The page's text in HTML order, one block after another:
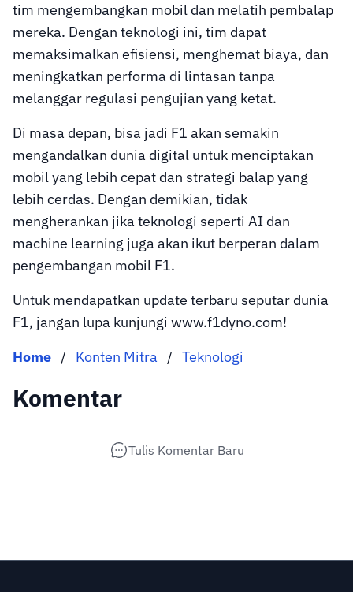
tim mengembangkan mobil dan melatih pembalap
mereka. Dengan teknologi ini, tim dapat
memaksimalkan efisiensi, menghemat biaya, dan
meningkatkan performa di lintasan tanpa
melanggar regulasi pengujian yang ketat.
Di masa depan, bisa jadi F1 akan semakin
mengandalkan dunia digital untuk menciptakan
mobil yang lebih cepat dan strategi balap yang
lebih cerdas. Dengan demikian, tidak
mengherankan jika teknologi seperti AI dan
machine learning juga akan ikut berperan dalam
pengembangan mobil F1.
Untuk mendapatkan update terbaru seputar dunia
F1, jangan lupa kunjungi www.f1dyno.com!
Home / Konten Mitra / Teknologi
Komentar
Tulis Komentar Baru